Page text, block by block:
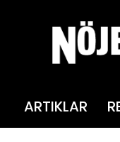
ARTIKLAR